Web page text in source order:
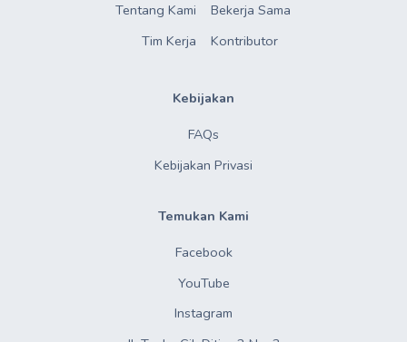
Tentang Kami
Tim Kerja
Bekerja Sama
Kontributor
Kebijakan
FAQs
Kebijakan Privasi
Temukan Kami
Facebook
YouTube
Instagram